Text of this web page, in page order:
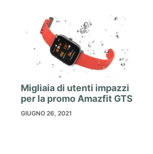
Migliaia di utenti impazzi
per la promo Amazfit GTS
GIUGNO 26, 2021